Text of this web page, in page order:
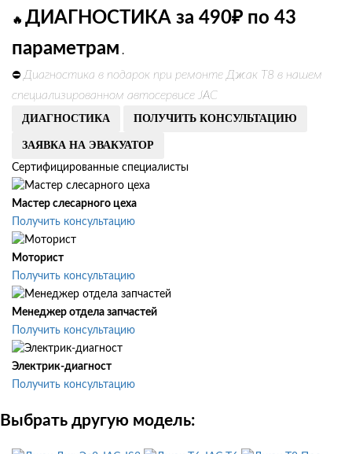
🔥 ДИАГНОСТИКА за 490₽ по 43
параметрам .
⛔ Диагностика в подарок при ремонте Джак Т8 в нашем
специализированном автосервисе JAC
ДИАГНОСТИКА ПОЛУЧИТЬ КОНСУЛЬТАЦИЮ
ЗАЯВКА НА ЭВАКУАТОР
Сертифицированные специалисты
Мастер слесарного цеха
Получить консультацию
Моторист
Получить консультацию
Менеджер отдела запчастей
Получить консультацию
Электрик-диагност
Получить консультацию
Выбрать другую модель: